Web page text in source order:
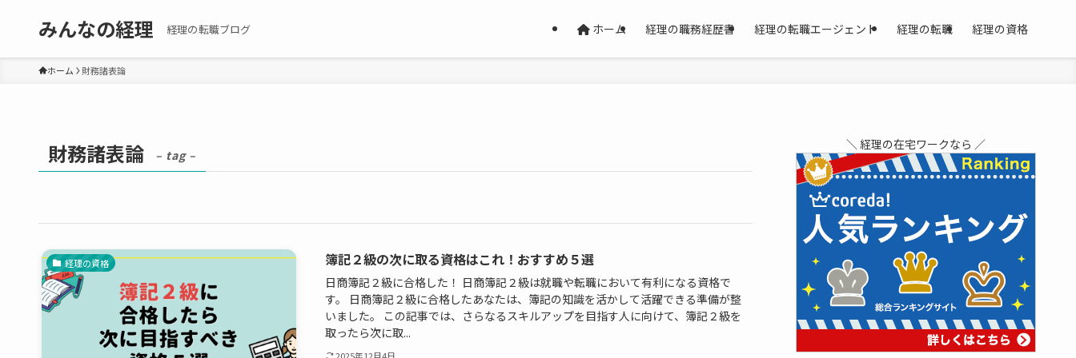
みんなの経理 経理の転職ブログ ホーム 経理の職務経歴書 経理の転職エージェント 経理の転職 経理の資格
ホーム 財務諸表論
財務諸表論 – tag –
経理の資格 簿記２級の次に取る資格はこれ！おすすめ５選
日商簿記２級に合格した！ 日商簿記２級は就職や転職において有利になる資格で
す。 日商簿記２級に合格したあなたは、簿記の知識を活かして活躍できる準備が整
いました。 この記事では、さらなるスキルアップを目指す人に向けて、簿記２級を
取ったら次に取...
＼ 経理の在宅ワークなら ／